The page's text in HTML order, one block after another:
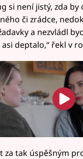
si není jistý, zda
či zrádce,
a nezvládl
asi deptalo,“ řekl v
za tak úspěšným